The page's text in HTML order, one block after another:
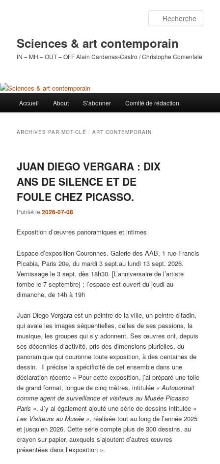
Sciences & art contemporain
IN – MH – OUT – OFF Alain Cardenas-Castro / Christophe Comentale
principal
Accueil About S’abonner Comité de rédaction
ARCHIVES PAR MOT-CLÉ :ART CONTEMPORAIN
JUAN DIEGO VERGARA : DIX
ANS DE SILENCE ET DE
FOULE CHEZ PICASSO.
Publié le2026-07-08
Exposition d’œuvres panoramiques et intimes
Espace d’exposition Couronnes. Galerie des AAB, 1 rue Francis
Picabia, Paris 20e, du mardi 3 sept.au lundi 13 sept. 2026.
Vernissage le 3 sept. dès 18h30. [L’anniversaire de l’artiste
tombe le 7 septembre] ; l’espace est ouvert du jeudi au
dimanche, de 14h à 19h
Juan Diego Vergara est un peintre de la ville, un peintre citadin,
qui avale les images séquentielles, celles de ses passions, la
musique, les groupes qui s’y adonnent. Ses œuvres ont, depuis
ses décennies d’activité, pris des dimensions plurielles, du
panoramique qui couronne toute exposition, à des centaines de
dessin. Il précise la spécificité de cet ensemble dans une
déclaration récente « Pour cette exposition, j’ai préparé une toile
de grand format, longue de cinq mètres, intitulée « Autoportrait
comme agent de surveillance et visiteurs au Musée Picasso
Paris ». J’y ai également ajouté une série de dessins intitulée «
Les Visiteurs au Musée », réalisée tout au long de l’année 2025
et jusqu’en 2026. Cette série compte plus de 300 dessins, au
crayon sur papier, auxquels s’ajoutent d’autres œuvres
présentées dans l’exposition ».